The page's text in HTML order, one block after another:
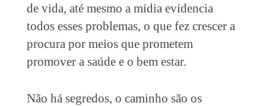
de vida, até mesmo a mídia evidencia
todos esses problemas, o que fez crescer a
procura por meios que prometem
promover a saúde e o bem estar.
Não há segredos, o caminho são os